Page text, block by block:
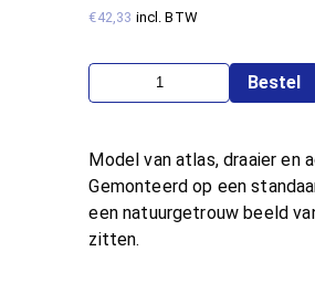
€42,33 incl. BTW
Bestel
Model van atlas, draaier en
Gemonteerd op een
een natuurgetrouw beeld
zitten.